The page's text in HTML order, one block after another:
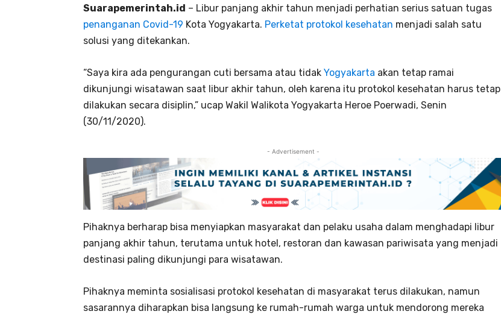
Suarapemerintah.id – Libur panjang akhir tahun menjadi perhatian serius satuan tugas
penanganan Covid-19 Kota Yogyakarta. Perketat protokol kesehatan menjadi salah satu
solusi yang ditekankan.
“Saya kira ada pengurangan cuti bersama atau tidak Yogyakarta akan tetap ramai
dikunjungi wisatawan saat libur akhir tahun, oleh karena itu protokol kesehatan harus tetap
dilakukan secara disiplin,” ucap Wakil Walikota Yogyakarta Heroe Poerwadi, Senin
(30/11/2020).
- Advertisement -
Pihaknya berharap bisa menyiapkan masyarakat dan pelaku usaha dalam menghadapi libur
panjang akhir tahun, terutama untuk hotel, restoran dan kawasan pariwisata yang menjadi
destinasi paling dikunjungi para wisatawan.
Pihaknya meminta sosialisasi protokol kesehatan di masyarakat terus dilakukan, namun
sasarannya diharapkan bisa langsung ke rumah-rumah warga untuk mendorong mereka